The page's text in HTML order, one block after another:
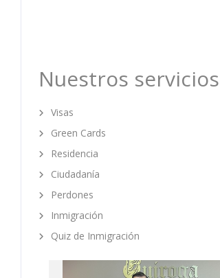
Nuestros servicios
Visas
Green Cards
Residencia
Ciudadanía
Perdones
Inmigración
Quiz de Inmigración